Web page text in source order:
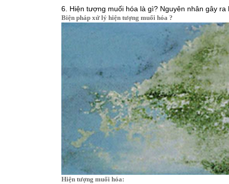
6. Hiện tượng muối hóa là gì? Nguyên nhân gây
Biện pháp xử lý hiện tượng muối hóa ?
Hiện tượng muối hóa: